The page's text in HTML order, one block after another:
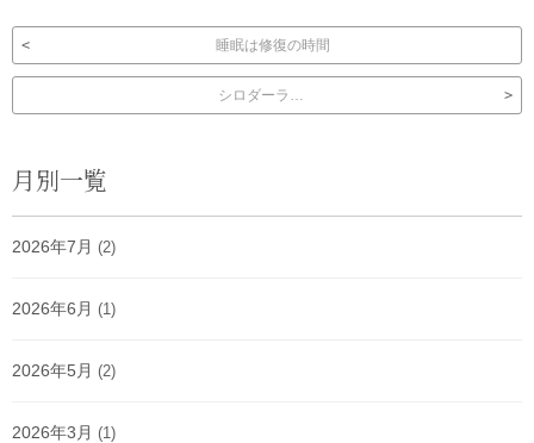
投稿ナビゲーション 睡眠は修復の時間
シロダーラ…
月別一覧
2026年7月 (2)
2026年6月 (1)
2026年5月 (2)
2026年3月 (1)